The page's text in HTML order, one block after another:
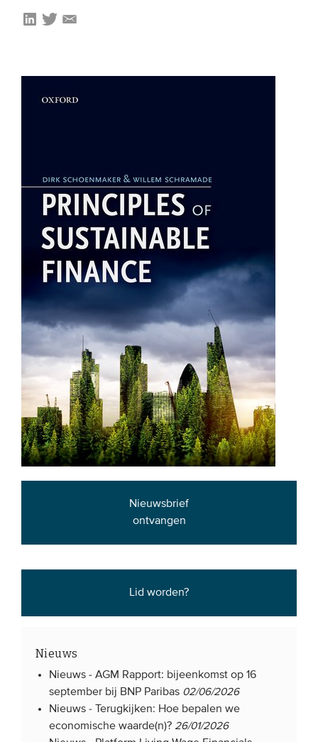
Nieuwsbrief
ontvangen
Lid worden?
Nieuws
Nieuws -AGM Rapport: bijeenkomst op 16
september bij BNP Paribas 02/06/2026
Nieuws -
Terugkijken: Hoe bepalen we
economische waarde(n)? 26/01/2026